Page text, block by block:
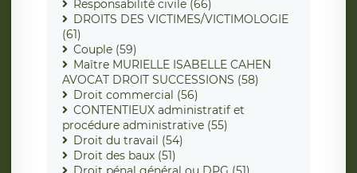
Responsabilité civile (66)
DROITS DES VICTIMES/VICTIMOLOGIE
(61)
Couple (59)
Maître MURIELLE ISABELLE CAHEN
AVOCAT DROIT SUCCESSIONS (58)
Droit commercial (56)
CONTENTIEUX administratif et
procédure administrative (55)
Droit du travail (54)
Droit des baux (51)